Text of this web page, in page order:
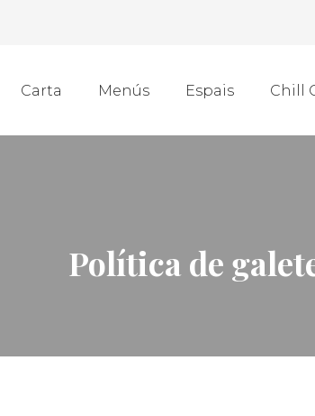
Carta Menús Espais Chill
Política de